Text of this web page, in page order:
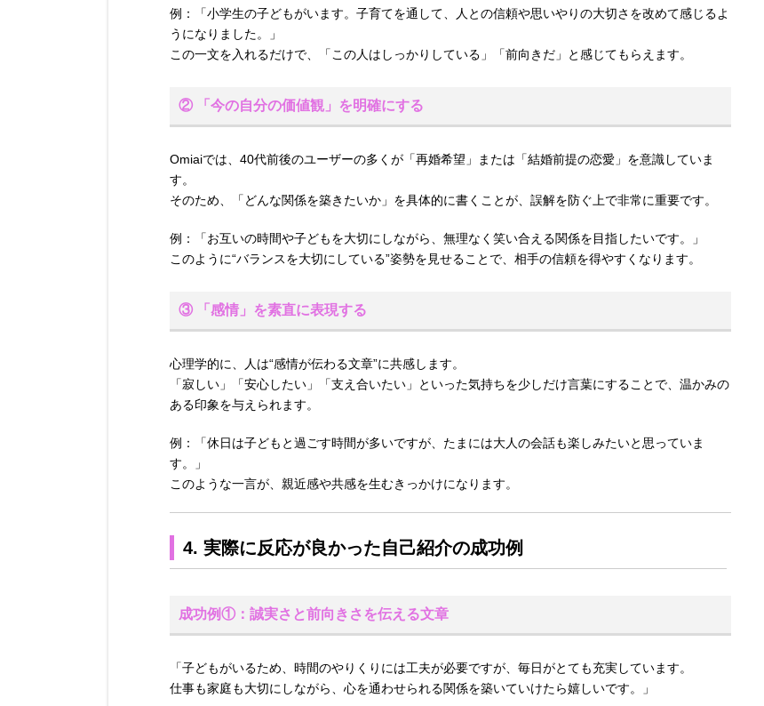
例：「小学生の子どもがいます。子育てを通して、人との信頼や思いやりの大切さを改めて感じるよ
うになりました。」
この一文を入れるだけで、「この人はしっかりしている」「前向きだ」と感じてもらえます。
② 「今の自分の価値観」を明確にする
Omiaiでは、40代前後のユーザーの多くが「再婚希望」または「結婚前提の恋愛」を意識していま
す。
そのため、「どんな関係を築きたいか」を具体的に書くことが、誤解を防ぐ上で非常に重要です。
例：「お互いの時間や子どもを大切にしながら、無理なく笑い合える関係を目指したいです。」
このように“バランスを大切にしている”姿勢を見せることで、相手の信頼を得やすくなります。
③ 「感情」を素直に表現する
心理学的に、人は“感情が伝わる文章”に共感します。
「寂しい」「安心したい」「支え合いたい」といった気持ちを少しだけ言葉にすることで、温かみの
ある印象を与えられます。
例：「休日は子どもと過ごす時間が多いですが、たまには大人の会話も楽しみたいと思っていま
す。」
このような一言が、親近感や共感を生むきっかけになります。
4. 実際に反応が良かった自己紹介の成功例
成功例①：誠実さと前向きさを伝える文章
「子どもがいるため、時間のやりくりには工夫が必要ですが、毎日がとても充実しています。
仕事も家庭も大切にしながら、心を通わせられる関係を築いていけたら嬉しいです。」